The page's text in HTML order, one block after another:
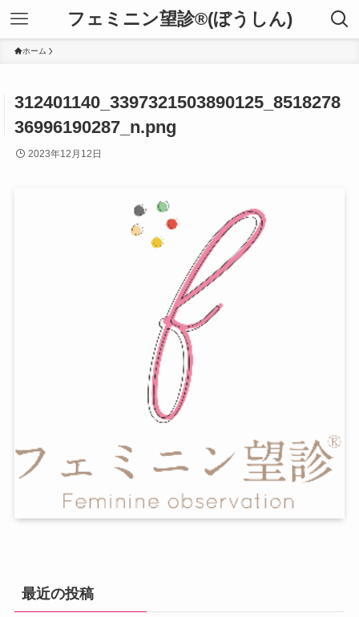
フェミニン望診®(ぼうしん)
ホーム
312401140_3397321503890125_8518278
36996190287_n.png
2023年12月12日
最近の投稿